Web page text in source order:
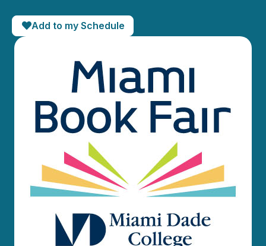
Add to my Schedule